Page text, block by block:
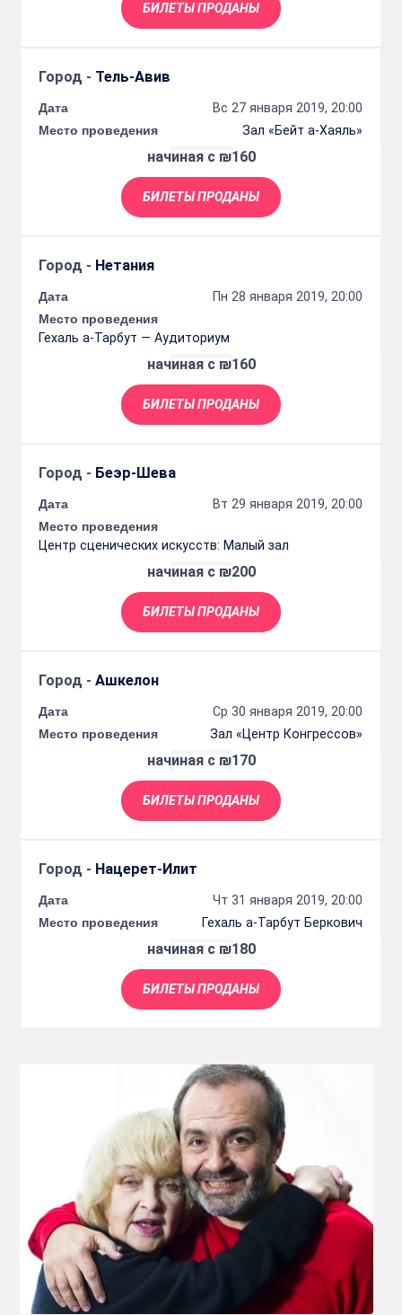
БИЛЕТЫ ПРОДАНЫ
Город - Тель-Авив
Дата
Вс 27 января 2019, 20:00
Место проведения
Зал «Бейт а-Хаяль»
начиная с ₪160
БИЛЕТЫ ПРОДАНЫ
Город - Нетания
Дата
Пн 28 января 2019, 20:00
Место проведения
Гехаль а-Тарбут — Аудиториум
начиная с ₪160
БИЛЕТЫ ПРОДАНЫ
Город - Беэр-Шева
Дата
Вт 29 января 2019, 20:00
Место проведения
Центр сценических искусств: Малый зал
начиная с ₪200
БИЛЕТЫ ПРОДАНЫ
Город - Ашкелон
Дата
Ср 30 января 2019, 20:00
Место проведения
Зал «Центр Конгрессов»
начиная с ₪170
БИЛЕТЫ ПРОДАНЫ
Город - Нацерет-Илит
Дата
Чт 31 января 2019, 20:00
Место проведения
Гехаль а-Тарбут Беркович
начиная с ₪180
БИЛЕТЫ ПРОДАНЫ